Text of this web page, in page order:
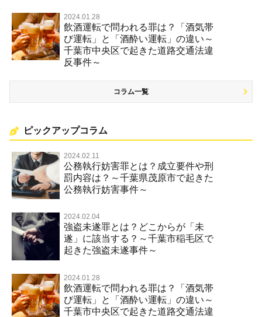
2024.01.28
飲酒運転で問われる罪は？「酒気帯
び運転」と「酒酔い運転」の違い～
千葉市中央区で起きた道路交通法違
反事件～
コラム一覧
ピックアップコラム
2024.02.11
公務執行妨害罪とは？成立要件や刑
罰内容は？～千葉県茂原市で起きた
公務執行妨害事件～
2024.02.04
強盗未遂罪とは？どこからが「未
遂」に該当する？～千葉市稲毛区で
起きた強盗未遂事件～
2024.01.28
飲酒運転で問われる罪は？「酒気帯
び運転」と「酒酔い運転」の違い～
千葉市中央区で起きた道路交通法違